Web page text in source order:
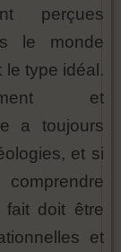
perçues
le monde
le type idéal.
et
a toujours
et si
fait doit être
et